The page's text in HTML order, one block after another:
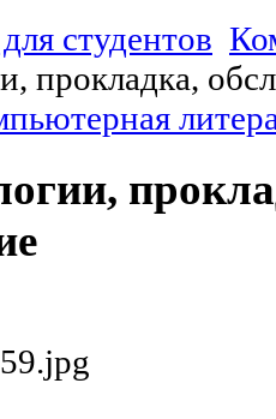
студентов
прокладка,